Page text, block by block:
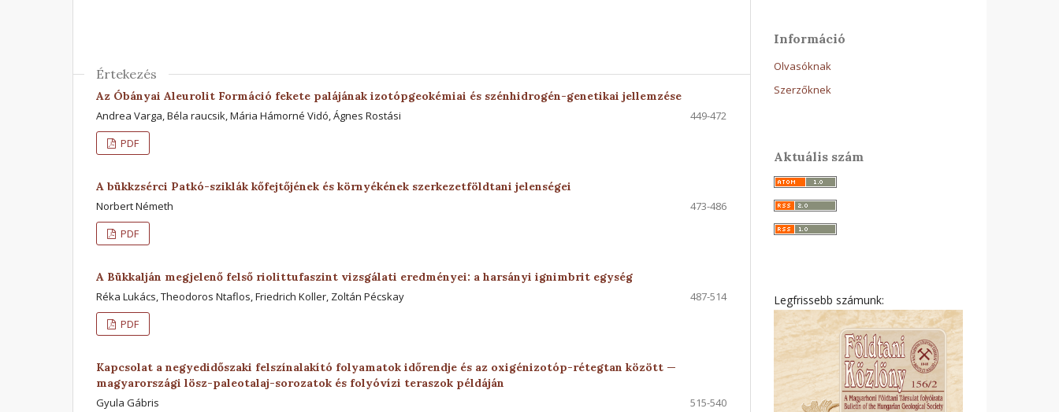
Értekezés
Az Óbányai Aleurolit Formáció fekete palájának izotópgeokémiai és szénhidrogén-genetikai jellemzése
Andrea Varga, Béla raucsik, Mária Hámorné Vidó, Ágnes Rostási
449-472
PDF
A bükkzsérci Patkó-sziklák kőfejtőjének és környékének szerkezetföldtani jelenségei
Norbert Németh
473-486
PDF
A Bükkalján megjelenő felső riolittufaszint vizsgálati eredményei: a harsányi ignimbrit egység
Réka Lukács, Theodoros Ntaflos, Friedrich Koller, Zoltán Pécskay
487-514
PDF
Kapcsolat a negyedidőszaki felszínalakító folyamatok időrendje és az oxigénizotóp-rétegtan között —
magyarországi lösz-paleotalaj-sorozatok és folyóvízi teraszok példáján
Gyula Gábris
515-540
Információ
Olvasóknak
Szerzőknek
Aktuális szám
Legfrissebb számunk: